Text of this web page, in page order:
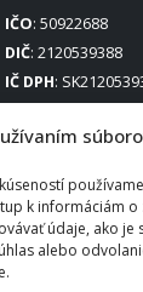
k informáciám o
údaje, ako
alebo
IČO: 50922688
DIČ: 2120539388
IČ DPH: